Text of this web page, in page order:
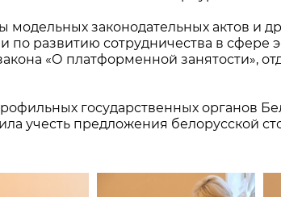
законодательных актов и
развитию сотрудничества в сфере
«О платформенной занятости»,
государственных органов
учесть предложения белорусской